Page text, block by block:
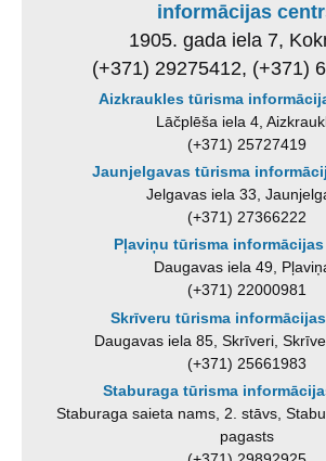
informācijas
1905. gada iela 7,
(+371) 29275412, (+371)
Aizkraukles tūrisma
Lāčplēša iela 4,
(+371) 25727419
Jaunjelgavas tūrisma
Jelgavas iela 33,
(+371) 27366222
Pļaviņu tūrisma
Daugavas iela 49,
(+371) 22000981
Skrīveru tūrisma
Daugavas iela 85, Skrīveri,
(+371) 25661983
Staburaga tūrisma
Staburaga saieta nams, 2. stāvs,
pagasts